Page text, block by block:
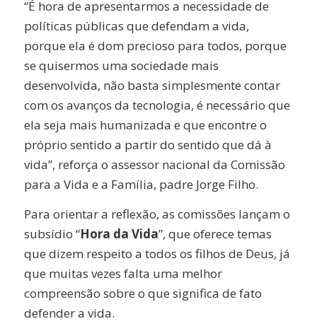
“É hora de apresentarmos a necessidade de
políticas públicas que defendam a vida,
porque ela é dom precioso para todos, porque
se quisermos uma sociedade mais
desenvolvida, não basta simplesmente contar
com os avanços da tecnologia, é necessário que
ela seja mais humanizada e que encontre o
próprio sentido a partir do sentido que dá à
vida”, reforça o assessor nacional da Comissão
para a Vida e a Família, padre Jorge Filho.
Para orientar a reflexão, as comissões lançam o
subsídio “Hora da Vida”, que oferece temas
que dizem respeito a todos os filhos de Deus, já
que muitas vezes falta uma melhor
compreensão sobre o que significa de fato
defender a vida.